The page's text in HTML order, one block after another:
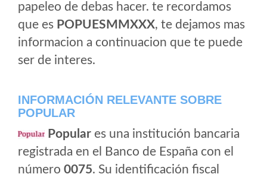
papeleo de debas hacer. te recordamos
que es POPUESMMXXX, te dejamos mas
informacion a continuacion que te puede
ser de interes.
INFORMACIÓN RELEVANTE SOBRE
POPULAR
Popular es una institución bancaria
registrada en el Banco de España con el
número 0075. Su identificación fiscal